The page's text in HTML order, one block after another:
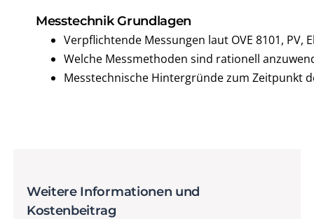
Messtechnik Grundlagen
Verpflichtende Messungen laut OVE 8101, PV,
Welche Messmethoden sind rationell
Messtechnische Hintergründe zum Zeitpunkt
Weitere Informationen und
Kostenbeitrag